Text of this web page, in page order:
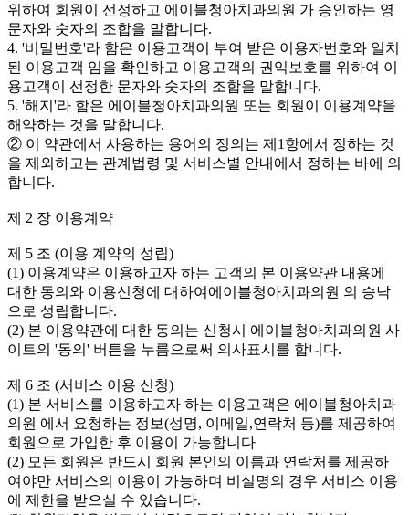
위하여 회원이 선정하고 에이블청아치과의원 가 승인하는 영
문자와 숫자의 조합을 말합니다.
4. '비밀번호'라 함은 이용고객이 부여 받은 이용자번호와 일치
된 이용고객 임을 확인하고 이용고객의 권익보호를 위하여 이
용고객이 선정한 문자와 숫자의 조합을 말합니다.
5. '해지'라 함은 에이블청아치과의원 또는 회원이 이용계약을
해약하는 것을 말합니다.
② 이 약관에서 사용하는 용어의 정의는 제1항에서 정하는 것
을 제외하고는 관계법령 및 서비스별 안내에서 정하는 바에 의
합니다.
제 2 장 이용계약
제 5 조 (이용 계약의 성립)
(1) 이용계약은 이용하고자 하는 고객의 본 이용약관 내용에
대한 동의와 이용신청에 대하여에이블청아치과의원 의 승낙
으로 성립합니다.
(2) 본 이용약관에 대한 동의는 신청시 에이블청아치과의원 사
이트의 '동의' 버튼을 누름으로써 의사표시를 합니다.
제 6 조 (서비스 이용 신청)
(1) 본 서비스를 이용하고자 하는 이용고객은 에이블청아치과
의원 에서 요청하는 정보(성명, 이메일,연락처 등)를 제공하여
회원으로 가입한 후 이용이 가능합니다
(2) 모든 회원은 반드시 회원 본인의 이름과 연락처를 제공하
여야만 서비스의 이용이 가능하며 비실명의 경우 서비스 이용
에 제한을 받으실 수 있습니다.